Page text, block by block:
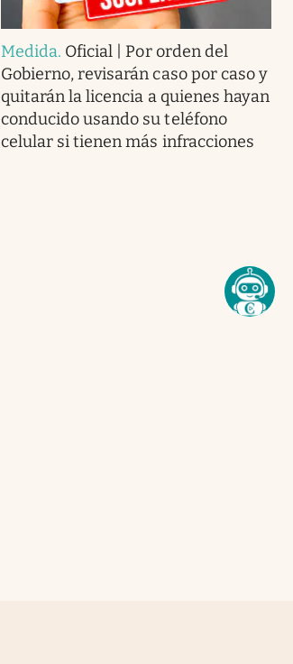
Medida. Oficial | Por orden del
Gobierno, revisarán caso por caso y
quitarán la licencia a quienes hayan
conducido usando su teléfono
celular si tienen más infracciones